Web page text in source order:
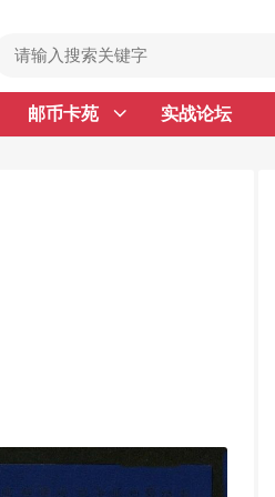
邮币卡苑 实战论坛